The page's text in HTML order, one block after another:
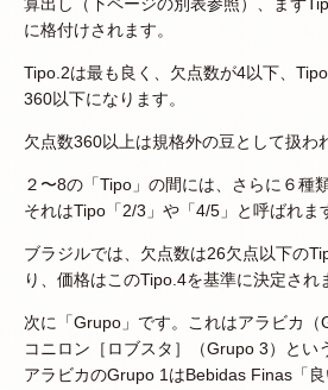
に格付けされます。
Tipo.2は最も良く、欠点数が4以下、
360以下になります。
欠点数360以上は規格外の豆として扱わ
２〜8の「Tipo」の間には、さらに６種
それはTipo「2/3」や「4/5」と呼ばれま
ブラジルでは、欠点数は26欠点以下の
り、価格はこのTipo.4を基準に決定され
次に「Grupo」です。これはアラビカ（
コニロン［ロブスタ］（Grupo 3）とい
アラビカのGrupo 1はBebidas Finas「